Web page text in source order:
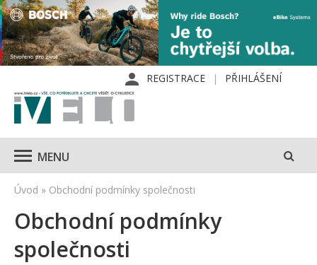
REGISTRACE PŘIHLÁŠENÍ
MENU
Úvod » Obchodní podmínky společnosti
Obchodní podmínky
společnosti